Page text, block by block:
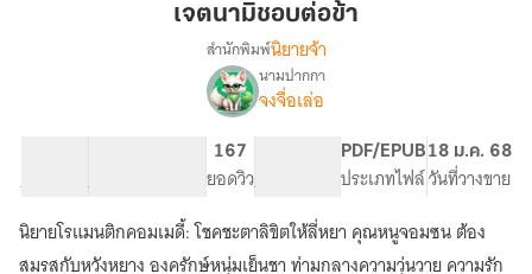
เถิด
องครักษ์
เจตนา
เจตนามิชอบต่อข้า
เรื่อง
โปรด
เจ้าค่ะ!
ท่าน
สำนักพิมพ์นิยายจ้า
นามปากกา
จงจื่อเล่อ
จำนวนคำ จำนวนหน้า (A5)
167
ยอดวิวระดับเนื้อหา
PDF/EPUB
ประเภทไฟล์
18 ม.ค. 68
วันที่วางขาย
นิยายโรแมนติกคอมเมดี้: โชคชะตาลิขิตให้ลี่หยา คุณหนูจอมซน ต้อง
สมรสกับหวังหยาง องครักษ์หนุ่มเย็นชา ท่ามกลางความวุ่นวาย ความรัก